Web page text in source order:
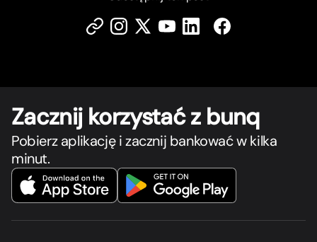
Zacznij korzystać z bunq
Pobierz aplikację i zacznij bankować w kilka
minut.